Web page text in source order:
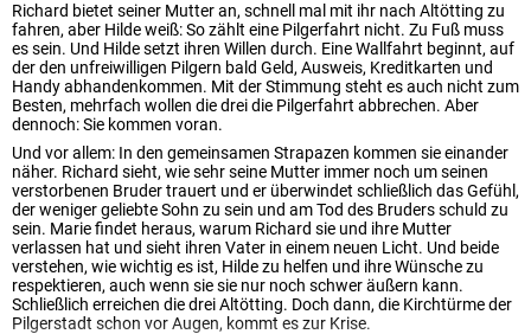
Richard bietet seiner Mutter an, schnell mal mit ihr nach Altötting zu
fahren, aber Hilde weiß: So zählt eine Pilgerfahrt nicht. Zu Fuß muss
es sein. Und Hilde setzt ihren Willen durch. Eine Wallfahrt beginnt, auf
der den unfreiwilligen Pilgern bald Geld, Ausweis, Kreditkarten und
Handy abhandenkommen. Mit der Stimmung steht es auch nicht zum
Besten, mehrfach wollen die drei die Pilgerfahrt abbrechen. Aber
dennoch: Sie kommen voran.
Und vor allem: In den gemeinsamen Strapazen kommen sie einander
näher. Richard sieht, wie sehr seine Mutter immer noch um seinen
verstorbenen Bruder trauert und er überwindet schließlich das Gefühl,
der weniger geliebte Sohn zu sein und am Tod des Bruders schuld zu
sein. Marie findet heraus, warum Richard sie und ihre Mutter
verlassen hat und sieht ihren Vater in einem neuen Licht. Und beide
verstehen, wie wichtig es ist, Hilde zu helfen und ihre Wünsche zu
respektieren, auch wenn sie sie nur noch schwer äußern kann.
Schließlich erreichen die drei Altötting. Doch dann, die Kirchtürme der
Pilgerstadt schon vor Augen, kommt es zur Krise.